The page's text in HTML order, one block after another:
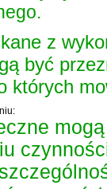
z
być
których